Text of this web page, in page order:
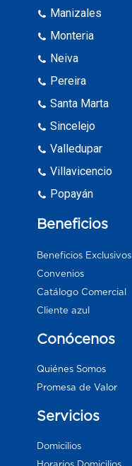
Manizales
Monteria
Neiva
Pereira
Santa Marta
Sincelejo
Valledupar
Villavicencio
Popayán
Beneficios
Beneficios Exclusivos
Convenios
Catálogo Comercial
Cliente azul
Conócenos
Quiénes Somos
Promesa de Valor
Servicios
Domicilios